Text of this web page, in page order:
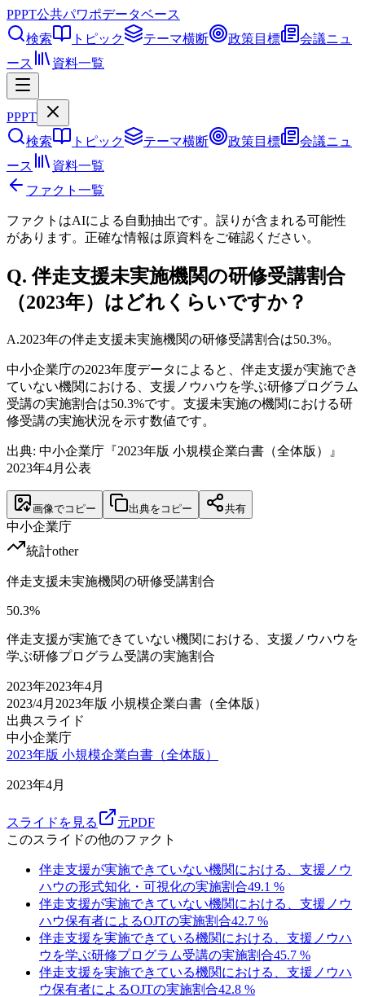
PPPT公共パワポデータベース
検索
トピック テーマ横断 政策目標
会議ニュ
ース
資料一覧
PPPT
検索
トピック テーマ横断 政策目標
会議ニュ
ース
資料一覧
ファクト一覧
ファクトはAIによる自動抽出です。誤りが含まれる可能性
があります。正確な情報は原資料をご確認ください。
Q.伴走支援未実施機関の研修受講割合
（2023年）はどれくらいですか？
A.2023年の伴走支援未実施機関の研修受講割合は50.3%。
中小企業庁の2023年度データによると、伴走支援が実施でき
ていない機関における、支援ノウハウを学ぶ研修プログラム
受講の実施割合は50.3%です。支援未実施の機関における研
修受講の実施状況を示す数値です。
出典: 中小企業庁『2023年版 小規模企業白書（全体版）』
2023年4月公表
画像でコピー 出典をコピー 共有
中小企業庁
統計other
伴走支援未実施機関の研修受講割合
50.3%
伴走支援が実施できていない機関における、支援ノウハウを
学ぶ研修プログラム受講の実施割合
2023年2023年4月
2023/4月 2023年版 小規模企業白書（全体版）
出典スライド
中小企業庁
2023年版 小規模企業白書（全体版）
2023年4月
スライドを見る
元PDF
このスライドの他のファクト
伴走支援が実施できていない機関における、支援ノウ
ハウの形式知化・可視化の実施割合49.1 %
伴走支援が実施できていない機関における、支援ノウ
ハウ保有者によるOJTの実施割合42.7 %
伴走支援を実施できている機関における、支援ノウハ
ウを学ぶ研修プログラム受講の実施割合45.7 %
伴走支援を実施できている機関における、支援ノウハ
ウ保有者によるOJTの実施割合42.8 %